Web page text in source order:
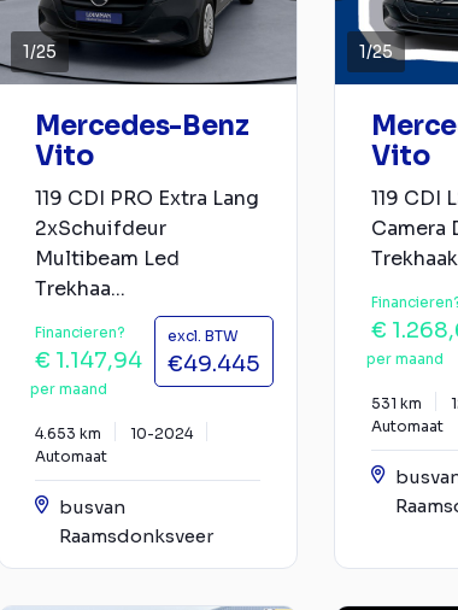
1/25
Mercedes-Benz
Vito
119 CDI PRO Extra Lang
2xSchuifdeur
Multibeam Led
Trekhaa...
Financieren?
€ 1.147,94
per maand
excl. BTW
€49.445
4.653 km
10-2024
Automaat
busvan
Raamsdonksveer
1/25
Vito
119 CDI
Camera
€
per maand
531 km
Automaat